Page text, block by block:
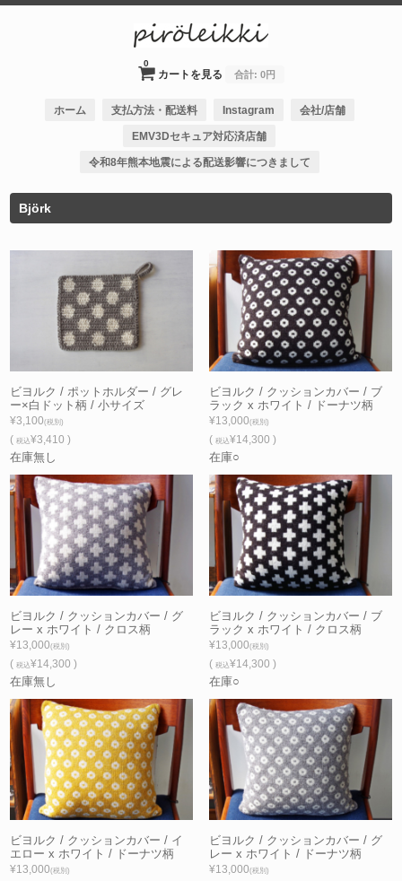
カートを見る
0
合計: 0円
ホーム 支払方法・配送料 Instagram 会社/店舗
EMV3Dセキュア対応済店舗
令和8年熊本地震による配送影響につきまして
Björk
ビヨルク / ポットホルダー / グレ
ー×白ドット柄 / 小サイズ
¥3,100(税別)
(税込¥3,410 )
在庫無し
ビヨルク / クッションカバー / ブ
ラック x ホワイト / ドーナツ柄
¥13,000(税別)
( 税込¥14,300 )
在庫○
ビヨルク / クッションカバー / グ
レー x ホワイト / クロス柄
¥13,000(税別)
(税込¥14,300 )
在庫無し
ビヨルク / クッションカバー / ブ
ラック x ホワイト / クロス柄
¥13,000(税別)
( 税込¥14,300 )
在庫○
ビヨルク / クッションカバー / イ
エロー x ホワイト / ドーナツ柄
¥13,000(税別)
ビヨルク / クッションカバー / グ
レー x ホワイト / ドーナツ柄
¥13,000(税別)